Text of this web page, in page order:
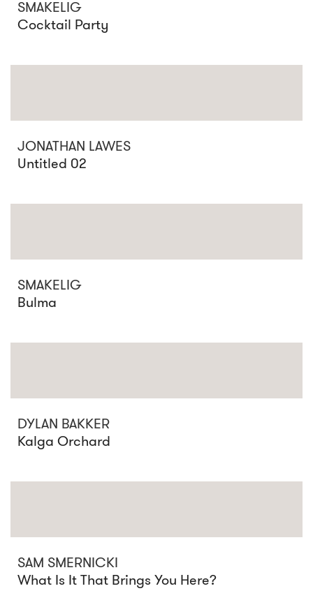
SMAKELIG
Cocktail Party
JONATHAN LAWES
Untitled 02
SMAKELIG
Bulma
DYLAN BAKKER
Kalga Orchard
SAM SMERNICKI
What Is It That Brings You Here?